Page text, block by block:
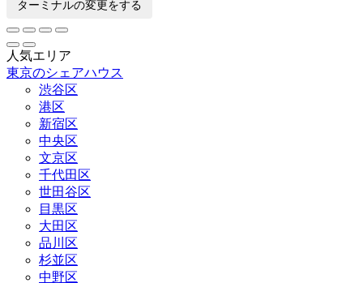
ターミナルの変更をする
人気エリア
東京のシェアハウス
渋谷区
港区
新宿区
中央区
文京区
千代田区
世田谷区
目黒区
大田区
品川区
杉並区
中野区